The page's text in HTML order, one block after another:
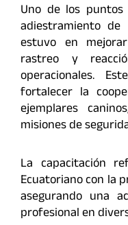
Uno de los
adiestramiento de
estuvo en
rastreo y
operacionales.
fortalecer la
ejemplares
misiones de
La capacitación
Ecuatoriano con la
asegurando una
profesional en